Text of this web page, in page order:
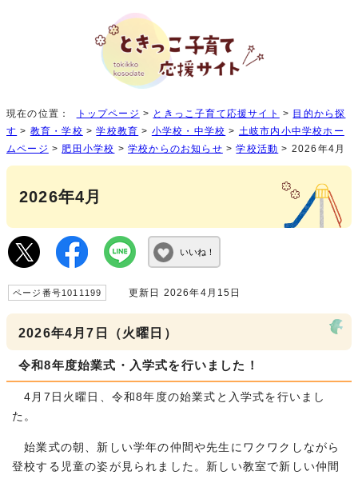
現在の位置： トップページ > ときっこ子育て応援サイト > 目的から探
す > 教育・学校 >学校教育 > 小学校・中学校 > 土岐市内小中学校ホー
ムページ > 肥田小学校 >学校からのお知らせ >学校活動 > 2026年4月
2026年4月
いいね！
ページ番号1011199 更新日 2026年4月15日
2026年4月7日（火曜日）
令和8年度始業式・入学式を行いました！
4月7日火曜日、令和8年度の始業式と入学式を行いまし
た。
始業式の朝、新しい学年の仲間や先生にワクワクしながら
登校する児童の姿が見られました。新しい教室で新しい仲間